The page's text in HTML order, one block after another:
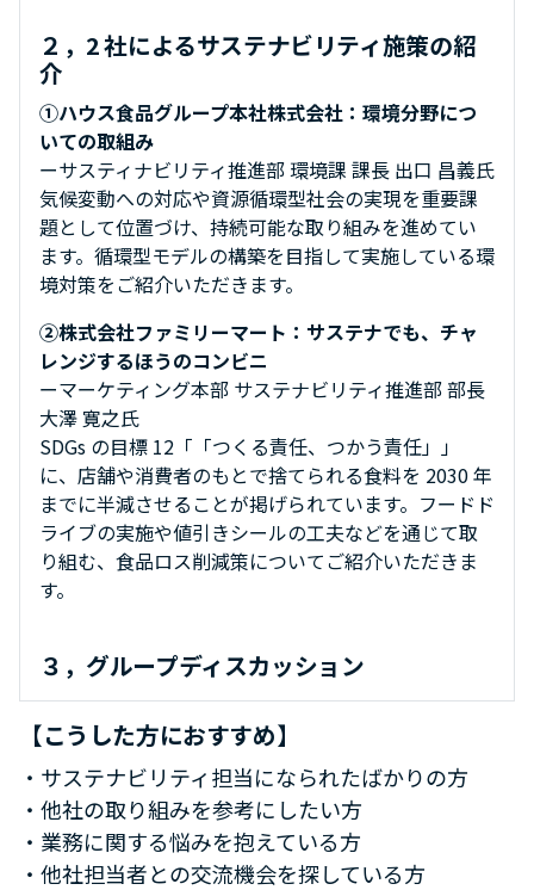
２，2 社によるサステナビリティ施策の紹
介
①ハウス食品グループ本社株式会社：環境分野につ
いての取組み
ーサスティナビリティ推進部 環境課 課長 出口 昌義氏
気候変動への対応や資源循環型社会の実現を重要課
題として位置づけ、持続可能な取り組みを進めてい
ます。循環型モデルの構築を目指して実施している環
境対策をご紹介いただきます。
②株式会社ファミリーマート：サステナでも、チャ
レンジするほうのコンビニ
ーマーケティング本部 サステナビリティ推進部 部長
大澤 寛之氏
SDGs の目標 12「「つくる責任、つかう責任」」
に、店舗や消費者のもとで捨てられる食料を 2030 年
までに半減させることが掲げられています。フードド
ライブの実施や値引きシールの工夫などを通じて取
り組む、食品ロス削減策についてご紹介いただきま
す。
３，グループディスカッション
【こうした方におすすめ】
・サステナビリティ担当になられたばかりの方
・他社の取り組みを参考にしたい方
・業務に関する悩みを抱えている方
・他社担当者との交流機会を探している方